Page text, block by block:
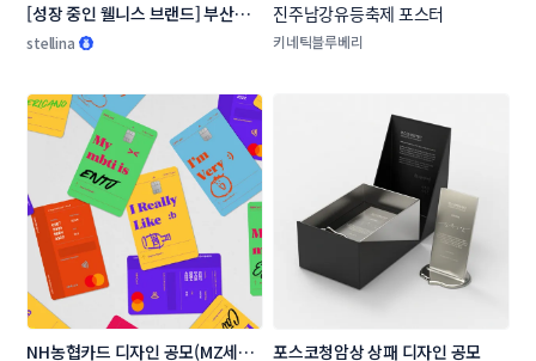
[성장 중인 웰니스 브랜드] 부산의
장소, 순간을 담은 일러스트 3종
stellina
진주남강유등축제 포스터
키네틱블루베리
NH농협카드 디자인 공모(MZ세대